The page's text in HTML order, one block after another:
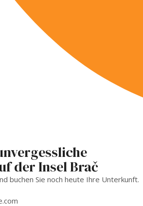
der Insel Brač
buchen Sie noch heute Ihre Unterkunft.